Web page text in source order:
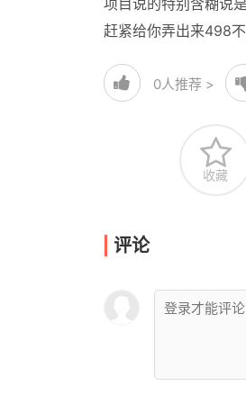
项目说的特别含糊说
赶紧给你弄出来498
0人推荐 >
收藏
评论